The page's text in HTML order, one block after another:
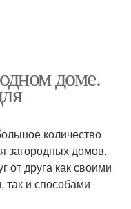
доме.
количество
загородных домов.
от друга как своими
так и способами